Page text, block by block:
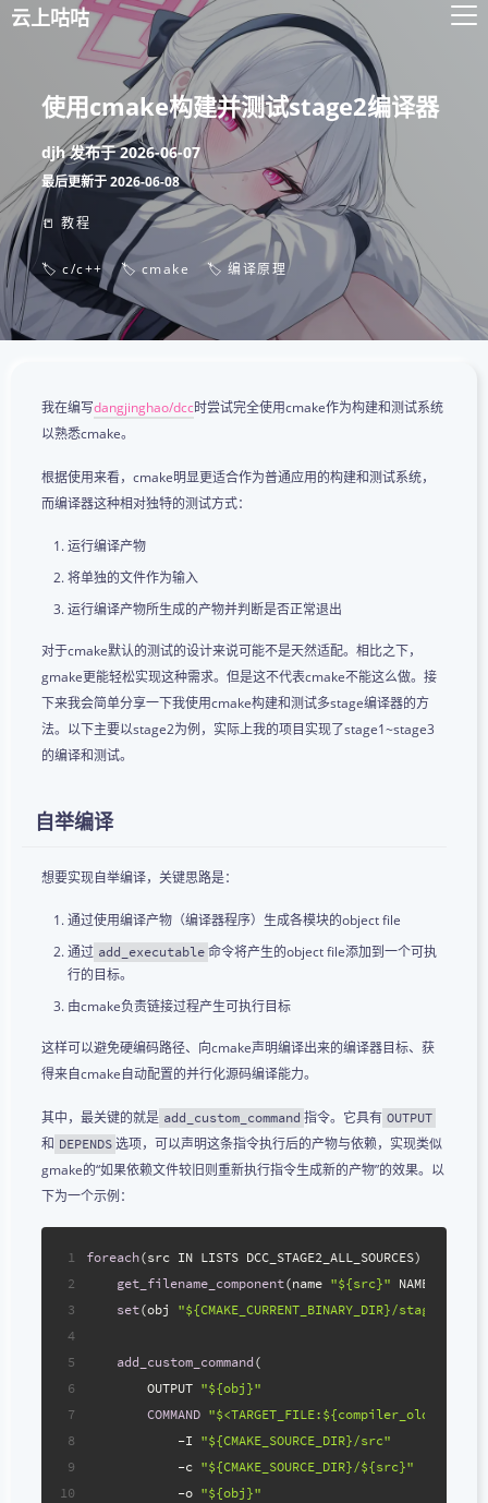
云上咕咕
使用cmake构建并测试stage2编译器
djh 发布于 2026-06-07
最后更新于2026-06-08
📒 教程
🏷️ c/c++ 🏷️ cmake 🏷️ 编译原理
我在编写dangjinghao/dcc时尝试完全使用cmake作为构建和测试系统
以熟悉cmake。
根据使用来看，cmake明显更适合作为普通应用的构建和测试系统，
而编译器这种相对独特的测试方式：
运行编译产物
将单独的文件作为输入
运行编译产物所生成的产物并判断是否正常退出
对于cmake默认的测试的设计来说可能不是天然适配。相比之下，
gmake更能轻松实现这种需求。但是这不代表cmake不能这么做。接
下来我会简单分享一下我使用cmake构建和测试多stage编译器的方
法。以下主要以stage2为例，实际上我的项目实现了stage1~stage3
的编译和测试。
自举编译
想要实现自举编译，关键思路是：
通过使用编译产物（编译器程序）生成各模块的object file
通过 add_executable 命令将产生的object file添加到一个可执
行的目标。
由cmake负责链接过程产生可执行目标
这样可以避免硬编码路径、向cmake声明编译出来的编译器目标、获
得来自cmake自动配置的并行化源码编译能力。
其中，最关键的就是 add_custom_command 指令。它具有 OUTPUT
和 DEPENDS 选项，可以声明这条指令执行后的产物与依赖，实现类似
gmake的“如果依赖文件较旧则重新执行指令生成新的产物”的效果。以
下为一个示例：
1
2
3
4
5
6
7
8
9
10
foreach(src IN LISTS DCC_STAGE2_ALL_SOURCES)
get_filename_component(name "${src}" NAME_WE)
set(obj "${CMAKE_CURRENT_BINARY_DIR}/
add_custom_command (
        OUTPUT
"${obj}"
COMMAND "$<TARGET_FILE:${compiler_old}>"
            -I
"${CMAKE_SOURCE_DIR}/src"
            -c
"${CMAKE_SOURCE_DIR}/${src}"
            -o
"${obj}"